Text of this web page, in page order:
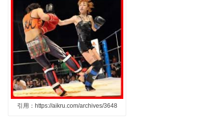
引用：https://aikru.com/archives/3648